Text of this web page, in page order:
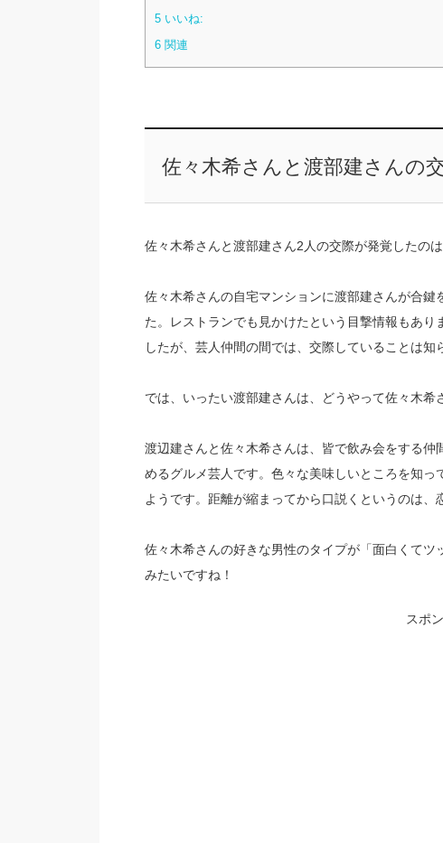
5いいね:
6関連
佐々木希さんと渡部建さんの
佐々木希さんと渡部建さん2人の交際が発覚したの
佐々木希さんの自宅マンションに渡部建さんが合
た。レストランでも見かけたという目撃情報もあ
したが、芸人仲間の間では、交際していることは知
では、いったい渡部建さんは、どうやって佐々木希
渡辺建さんと佐々木希さんは、皆で飲み会をする
めるグルメ芸人です。色々な美味しいところを知
ようです。距離が縮まってから口説くというのは、
佐々木希さんの好きな男性のタイプが「面白くて
みたいですね！
スポ